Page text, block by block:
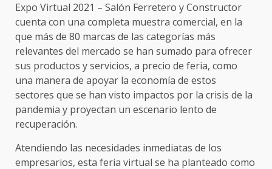
Expo Virtual 2021 – Salón Ferretero y Constructor
cuenta con una completa muestra comercial, en la
que más de 80 marcas de las categorías más
relevantes del mercado se han sumado para ofrecer
sus productos y servicios, a precio de feria, como
una manera de apoyar la economía de estos
sectores que se han visto impactos por la crisis de la
pandemia y proyectan un escenario lento de
recuperación.
Atendiendo las necesidades inmediatas de los
empresarios, esta feria virtual se ha planteado como